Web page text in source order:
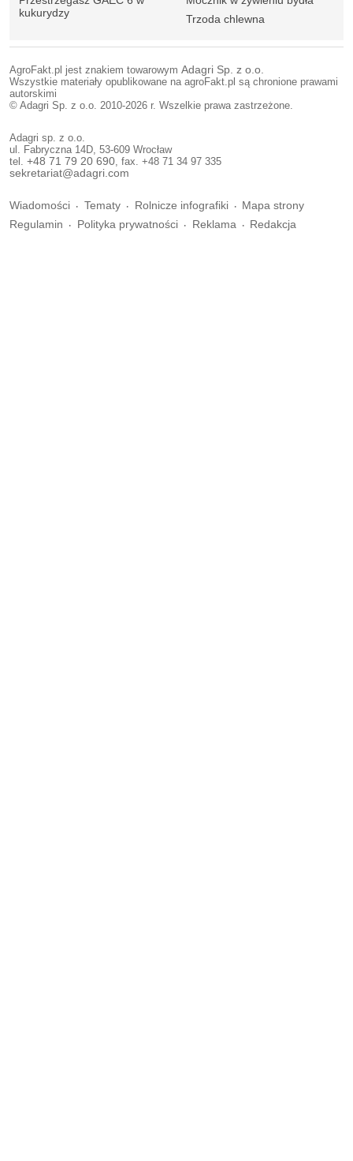
kukurydzy
Trzoda chlewna
AgroFakt.pl jest znakiem towarowym Adagri Sp. z o.o.
Wszystkie materiały opublikowane na agroFakt.pl są chronione prawami
autorskimi
© Adagri Sp. z o.o. 2010-2026 r. Wszelkie prawa zastrzeżone.
Adagri sp. z o.o.
ul. Fabryczna 14D, 53-609 Wrocław
tel. +48 71 79 20 690 , fax. +48 71 34 97 335
sekretariat@adagri.com
Wiadomości Tematy Rolnicze infografiki
Mapa strony
Regulamin
Polityka prywatności Reklama Redakcja